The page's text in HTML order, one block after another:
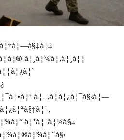
à¦†à¦—à§‡à¦‡
à¦¸à¦¾à¦‚à¦¸à¦¦
à¦…à¦­à¦¿à¦¯à§‹à¦—
à¦¹à¦¯à¦¼à§‡